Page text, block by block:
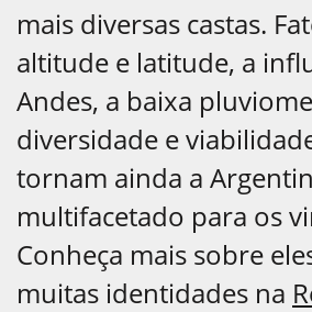
mais diversas castas.
altitude e latitude, a
Andes, a baixa
diversidade e
tornam ainda a
multifacetado para os
Conheça mais sobre
muitas identidades na